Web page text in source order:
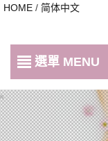
HOME / 简体中文
選單 MENU